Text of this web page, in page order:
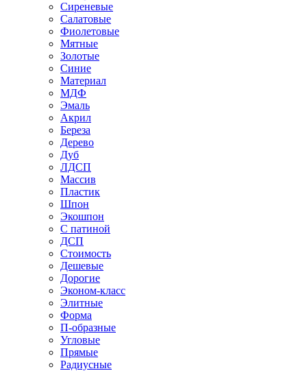
Сиреневые
Салатовые
Фиолетовые
Мятные
Золотые
Синие
Материал
МДФ
Эмаль
Акрил
Береза
Дерево
Дуб
ЛДСП
Массив
Пластик
Шпон
Экошпон
С патиной
ДСП
Стоимость
Дешевые
Дорогие
Эконом-класс
Элитные
Форма
П-образные
Угловые
Прямые
Радиусные